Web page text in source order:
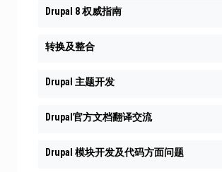
Drupal 8 权威指南
转换及整合
Drupal 主题开发
Drupal官方文档翻译交流
Drupal 模块开发及代码方面问题